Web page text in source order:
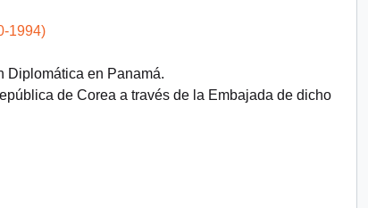
1994)
Diplomática en Panamá.
de Corea a través de la Embajada de dicho